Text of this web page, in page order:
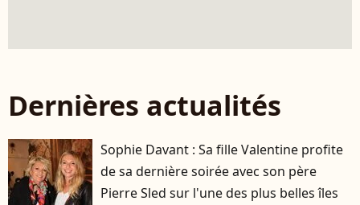
Dernières actualités
Sophie Davant : Sa fille Valentine profite
de sa dernière soirée avec son père
Pierre Sled sur l'une des plus belles îles